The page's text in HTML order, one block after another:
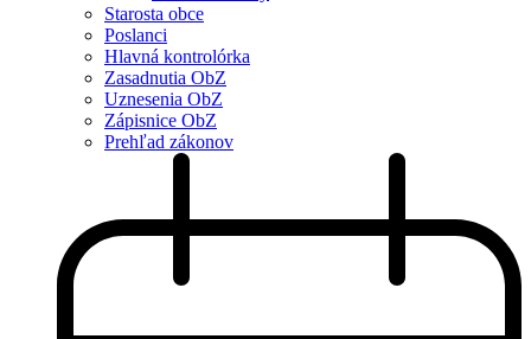
Starosta obce
Poslanci
Hlavná kontrolórka
Zasadnutia ObZ
Uznesenia ObZ
Zápisnice ObZ
Prehľad zákonov